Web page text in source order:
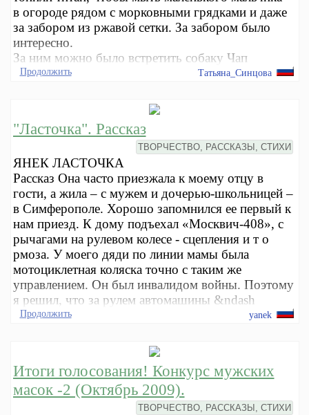
в огороде рядом с морковными грядками и даже
за забором из ржавой сетки. За забором было
интересно.
За ним можно было встретить собаку Чап
Продолжить Татьяна_Синцова
"Ласточка". Рассказ
ТВОРЧЕСТВО, РАССКАЗЫ, СТИХИ
ЯНЕК ЛАСТОЧКА
Рассказ Она часто приезжала к моему отцу в
гости, а жила – с мужем и дочерью-школьницей –
в Симферополе. Хорошо запомнился ее первый к
нам приезд. К дому подъехал «Москвич-408», с
рычагами на рулевом колесе - сцепления и т о
рмоза. У моего дяди по линии мамы была
мотоциклетная коляска точно с таким же
управлением. Он был инвалидом войны. Поэтому
я решил, что за рулем автомашины &ndash
Продолжить yanek
Итоги голосования! Конкурс мужских
масок -2 (Октябрь 2009).
ТВОРЧЕСТВО, РАССКАЗЫ, СТИХИ